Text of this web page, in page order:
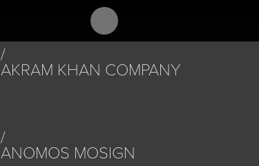
AKRAM KHAN COMPANY
ANOMOS MOSIGN